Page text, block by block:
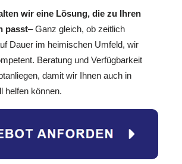
wir eine Lösung, die zu Ihren
passt– Ganz gleich, ob zeitlich
Dauer im heimischen Umfeld, wir
Beratung und Verfügbarkeit
damit wir Ihnen auch in
helfen können.